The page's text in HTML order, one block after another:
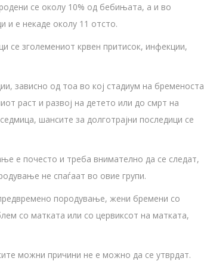
се околу 10% од бебињата, а и во
и е некаде околу 11 отсто.
се зголемениот крвен притисок, инфекции,
зависно од тоа во кој стадиум на бременоста
раст и развој на детето или до смрт на
шансите за долготрајни последици се
е почесто и треба внимателно да се следат,
не спаѓаат во овие групи.
породување, жени бремени со
со матката или со цервиксот на матката,
можни причини не е можно да се утврдат.